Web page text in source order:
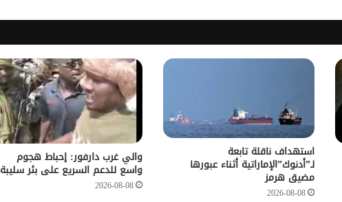
استهداف ناقلة تابعة
لـ”أدنوك”الإماراتية أثناء عبورها
مضيق هرمز
2026-08-08
والي غرب دارفور: إحباط هجوم
واسع للدعم السريع على بئر سليبة
2026-08-08